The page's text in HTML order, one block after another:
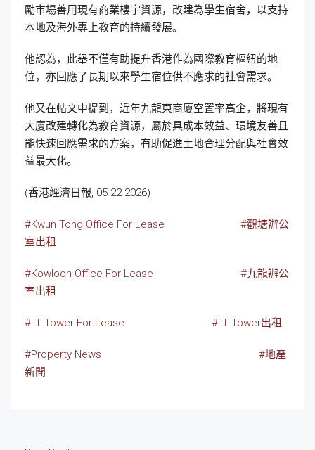
勵市場善用現有商業樓宇資源，改建為學生宿舍，以支持
本地及海外專上教育的持續發展。
他認為，此舉不僅有助提升香港作為國際教育樞紐的地
位，亦回應了長期以來學生宿位供不應求的社會需求。
他又在帖文中提到，近年九龍東商廈空置率高企，將現有
大廈改建轉化為教育資源，屬於具成本效益、環境友善且
能快速回應需求的方案，有助促進土地合理分配與社會效
益最大化。
(香港經濟日報, 05-22-2026)
#Kwun Tong Office For Lease
#觀塘辦公
室出租
#Kowloon Office For Lease
#九龍辦公
室出租
#LT Tower For Lease #LT Tower出租
#Property News
#地產
新聞